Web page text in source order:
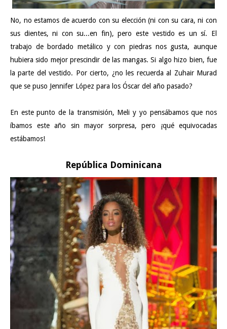
No, no estamos de acuerdo con su elección (ni con su cara, ni con
sus dientes, ni con su...en fin), pero este vestido es un sí. El
trabajo de bordado metálico y con piedras nos gusta, aunque
hubiera sido mejor prescindir de las mangas. Si algo hizo bien, fue
la parte del vestido. Por cierto, ¿no les recuerda al Zuhair Murad
que se puso Jennifer López para los Óscar del año pasado?
En este punto de la transmisión, Meli y yo pensábamos que nos
íbamos este año sin mayor sorpresa, pero ¡qué equivocadas
estábamos!
República Dominicana